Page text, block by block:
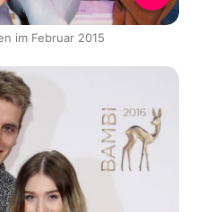
im Februar 2015